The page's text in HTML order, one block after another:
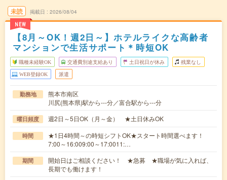
未読
NEW
掲載日 2026/08/04
【8月～OK！週2日～】ホテルライクな高齢者
マンションで生活サポート＊時短OK
職種未経験OK 交通費別途支給あり 土日祝日が休み 残業なし
WEB登録OK 派遣
勤務地
熊本市南区
川尻(熊本県)駅から---分／富合駅から---分
曜日頻度 週2日～5日OK（月～金） ★土日休みOK
時間
★1日4時間～の時短シフトOK★スタート時間選べます！
7:00～16:009:00～17:0011:…
期間
開始日はご相談ください！ ★急募 ★職場が気に入れば、
長期でも働けます！